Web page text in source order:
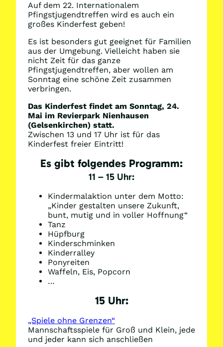
Auf dem 22. Internationalem
Pfingstjugendtreffen wird es auch ein
großes Kinderfest geben!
Es ist besonders gut geeignet für Familien
aus der Umgebung. Vielleicht haben sie
nicht Zeit für das ganze
Pfingstjugendtreffen, aber wollen am
Sonntag eine schöne Zeit zusammen
verbringen.
Das Kinderfest findet am Sonntag, 24.
Mai im Revierpark Nienhausen
(Gelsenkirchen) statt.
Zwischen 13 und 17 Uhr ist für das
Kinderfest freier Eintritt!
Es gibt folgendes Programm:
11 – 15 Uhr:
Kindermalaktion unter dem Motto:
„Kinder gestalten unsere Zukunft,
bunt, mutig und in voller Hoffnung“
Tanz
Hüpfburg
Kinderschminken
Kinderralley
Ponyreiten
Waffeln, Eis, Popcorn
…
15 Uhr:
„Spiele ohne Grenzen“
Mannschaftsspiele für Groß und Klein, jede
und jeder kann sich anschließen